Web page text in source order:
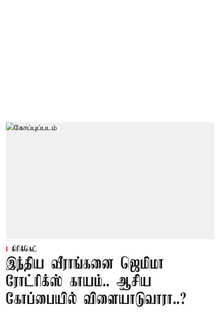
கிரிக்கெட்
இந்திய வீராங்கனை ஜெமிமா
ரோட்ரிக்ஸ் காயம்.. ஆசிய
கோப்பையில் விளையாடுவாரா..?